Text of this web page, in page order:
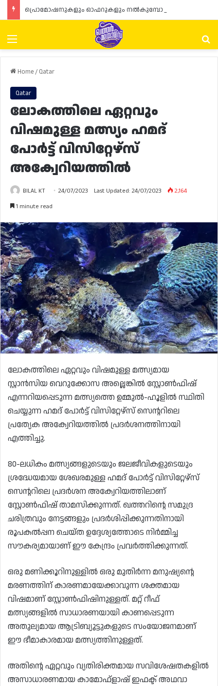
Menu
Home/ Qatar
Qatar
ലോകത്തിലെ ഏറ്റവും
വിഷമുള്ള മത്സ്യം ഹമദ്
പോർട്ട് വിസിറ്റേഴ്‌സ്
അക്വേറിയത്തിൽ
BILAL KT 24/07/2023 Last Updated: 24/07/2023
2,164
1 minute read
ലോകത്തിലെ ഏറ്റവും വിഷമുള്ള മത്സ്യമായ
സ്റ്റാൻസിയ വെറുക്കോസ അല്ലെങ്കിൽ സ്റ്റോൺഫിഷ്
എന്നറിയപ്പെടുന്ന മത്സ്യത്തെ ഉമ്മുൽ-ഹൂളിൽ സ്ഥിതി
ചെയ്യുന്ന ഹമദ് പോർട്ട് വിസിറ്റേഴ്‌സ് സെന്ററിലെ
പ്രത്യേക അക്വേറിയത്തിൽ പ്രദർശനത്തിനായി
എത്തിച്ചു.
80-ലധികം മത്സ്യങ്ങളുടെയും ജലജീവികളുടെയും
ശ്രദ്ധേയമായ ശേഖരമുള്ള ഹമദ് പോർട്ട് വിസിറ്റേഴ്സ്
സെന്ററിലെ പ്രദർശന അക്വേറിയത്തിലാണ്
സ്റ്റോൺഫിഷ് താമസിക്കുന്നത്. ഖത്തറിന്റെ സമുദ്ര
ചരിത്രവും നേട്ടങ്ങളും പ്രദർശിപ്പിക്കുന്നതിനായി
രൂപകൽപ്പന ചെയ്ത ഉദ്ദേശ്യത്തോടെ നിർമ്മിച്ച
സൗകര്യമായാണ് ഈ കേന്ദ്രം പ്രവർത്തിക്കുന്നത്.
ഒരു മണിക്കൂറിനുള്ളിൽ ഒരു മുതിർന്ന മനുഷ്യന്റെ
മരണത്തിന് കാരണമായേക്കാവുന്ന ശക്തമായ
വിഷമാണ് സ്റ്റോൺഫിഷിനുള്ളത്. മറ്റ് റീഫ്
മത്സ്യങ്ങളിൽ സാധാരണയായി കാണപ്പെടുന്ന
അതുല്യമായ ആട്രിബ്യൂട്ടുകളുടെ സംയോജനമാണ്
ഈ ഭീമാകാരമായ മത്സ്യത്തിനുള്ളത്.
അതിന്റെ ഏറ്റവും വ്യതിരിക്തമായ സവിശേഷതകളിൽ
അസാധാരണമായ കാമോഫ്‌ളാഷ് ഇഫക്ട് അഥവാ